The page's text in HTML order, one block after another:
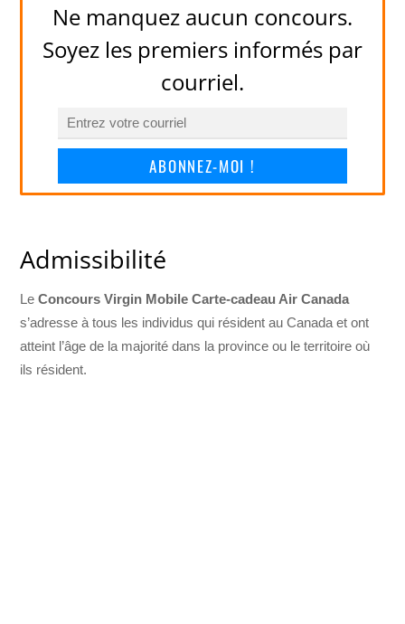
Ne manquez aucun concours.
Soyez les premiers informés par
courriel.
ABONNEZ-MOI !
Admissibilité
LeConcours Virgin Mobile Carte-cadeau Air Canada
s’adresse à tous les individus qui résident au Canada et ont
atteint l’âge de la majorité dans la province ou le territoire où
ils résident.